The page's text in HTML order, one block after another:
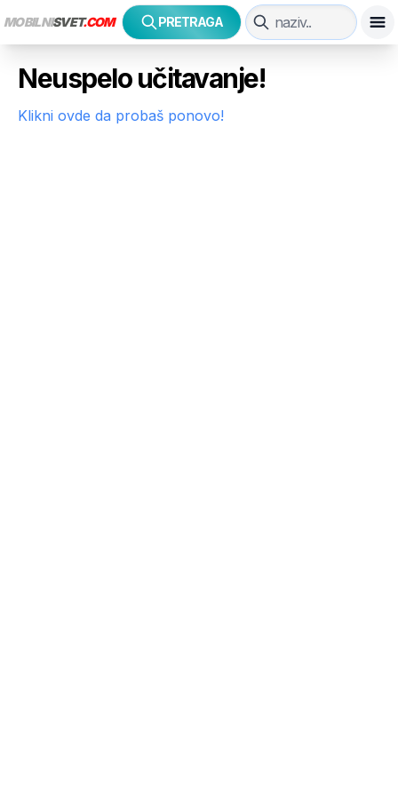
MOBILNISVET.COM PRETRAGA
Neuspelo učitavanje!
Klikni ovde da probaš ponovo!